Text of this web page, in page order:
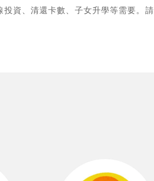
資、清還卡數、子女升學等需要。請